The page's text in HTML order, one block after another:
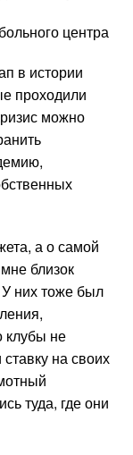
центра
в истории
проходили
можно
а о самой
близок
них тоже был
клубы не
на своих
туда, где они